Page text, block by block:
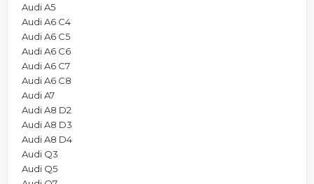
Audi A5
Audi A6 C4
Audi A6 C5
Audi A6 C6
Audi A6 C7
Audi A6 C8
Audi A7
Audi A8 D2
Audi A8 D3
Audi A8 D4
Audi Q3
Audi Q5